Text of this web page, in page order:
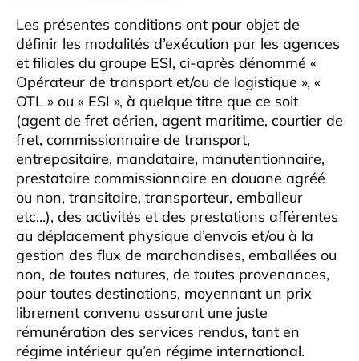
Les présentes conditions ont pour objet de
définir les modalités d’exécution par les agences
et filiales du groupe ESI, ci-après dénommé «
Opérateur de transport et/ou de logistique », «
OTL » ou « ESI », à quelque titre que ce soit
(agent de fret aérien, agent maritime, courtier de
fret, commissionnaire de transport,
entrepositaire, mandataire, manutentionnaire,
prestataire commissionnaire en douane agréé
ou non, transitaire, transporteur, emballeur
etc…), des activités et des prestations afférentes
au déplacement physique d’envois et/ou à la
gestion des flux de marchandises, emballées ou
non, de toutes natures, de toutes provenances,
pour toutes destinations, moyennant un prix
librement convenu assurant une juste
rémunération des services rendus, tant en
régime intérieur qu’en régime international.